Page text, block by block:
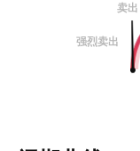
卖出
强烈卖出